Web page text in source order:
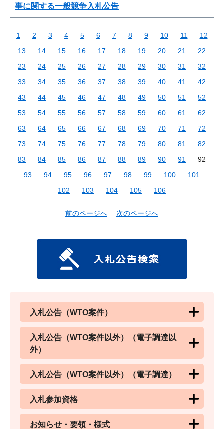
事に関する一般競争入札公告
1 2 3 4 5 6 7 8 9 10 11
12
13
14 15 16 17 18 19 20 21
22
23
24 25 26 27 28 29 30 31
32
33
34 35 36 37 38 39 40 41
42
43
44 45 46 47 48 49 50 51
52
53
54 55 56 57 58 59 60 61
62
63
64 65 66 67 68 69 70 71
72
73
74 75 76 77 78 79 80 81
82
83
84 85 86 87 88 89 90 91
92
93
94 95 96 97 98 99 100
101
102
103 104 105 106
前のページへ 次のページへ
入札公告（WTO案件）
入札公告（WTO案件以外）（電子調達以
外）
入札公告（WTO案件以外）（電子調達）
入札参加資格
お知らせ・要領・様式